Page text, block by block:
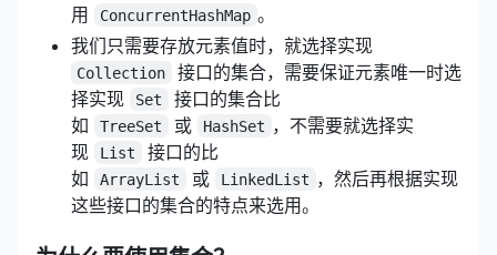
用
ConcurrentHashMap 。
我们只需要存放元素值时，就选择实现
Collection
接口的集合，需要保证元素唯一时选
择实现
Set
接口的集合比
如
TreeSet 或 HashSet ，不需要就选择实
现
List
接口的比
如
ArrayList 或 LinkedList ，然后再根据实现
这些接口的集合的特点来选用。